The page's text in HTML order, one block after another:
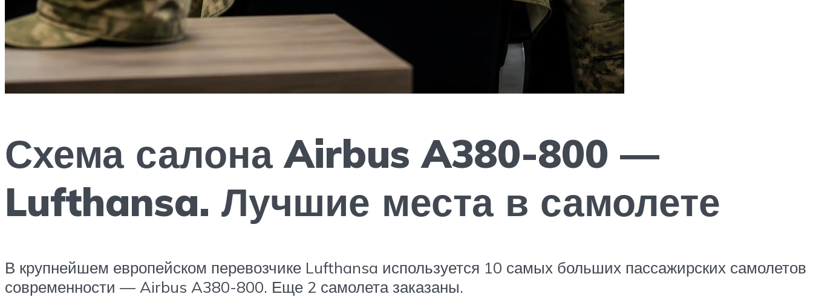
Схема салона Airbus A380-800 —
Lufthansa. Лучшие места в самолете
В крупнейшем европейском перевозчике Lufthansa используется 10 самых больших пассажирских самолетов
современности — Airbus A380-800. Еще 2 самолета заказаны.